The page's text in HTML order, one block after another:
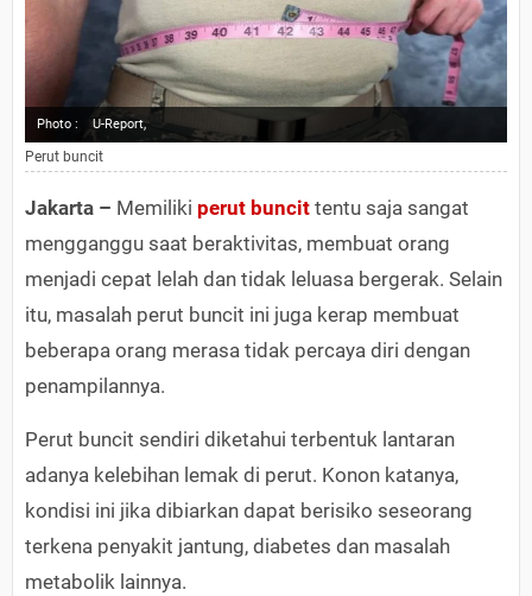
Photo : U-Report,
Perut buncit
Jakarta – Memiliki perut buncit tentu saja sangat
mengganggu saat beraktivitas, membuat orang
menjadi cepat lelah dan tidak leluasa bergerak. Selain
itu, masalah perut buncit ini juga kerap membuat
beberapa orang merasa tidak percaya diri dengan
penampilannya.
Perut buncit sendiri diketahui terbentuk lantaran
adanya kelebihan lemak di perut. Konon katanya,
kondisi ini jika dibiarkan dapat berisiko seseorang
terkena penyakit jantung, diabetes dan masalah
metabolik lainnya.